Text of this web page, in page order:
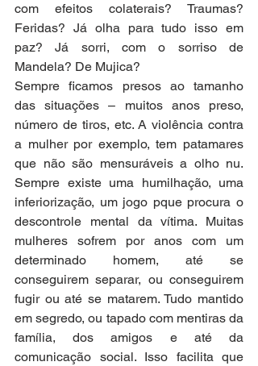
com efeitos colaterais? Traumas?
Feridas? Já olha para tudo isso em
paz? Já sorri, com o sorriso de
Mandela? De Mujica?
Sempre ficamos presos ao tamanho
das situações – muitos anos preso,
número de tiros, etc. A violência contra
a mulher por exemplo, tem patamares
que não são mensuráveis a olho nu.
Sempre existe uma humilhação, uma
inferiorização, um jogo pque procura o
descontrole mental da vítima. Muitas
mulheres sofrem por anos com um
determinado homem, até se
conseguirem separar, ou conseguirem
fugir ou até se matarem. Tudo mantido
em segredo, ou tapado com mentiras da
família, dos amigos e até da
comunicação social. Isso facilita que